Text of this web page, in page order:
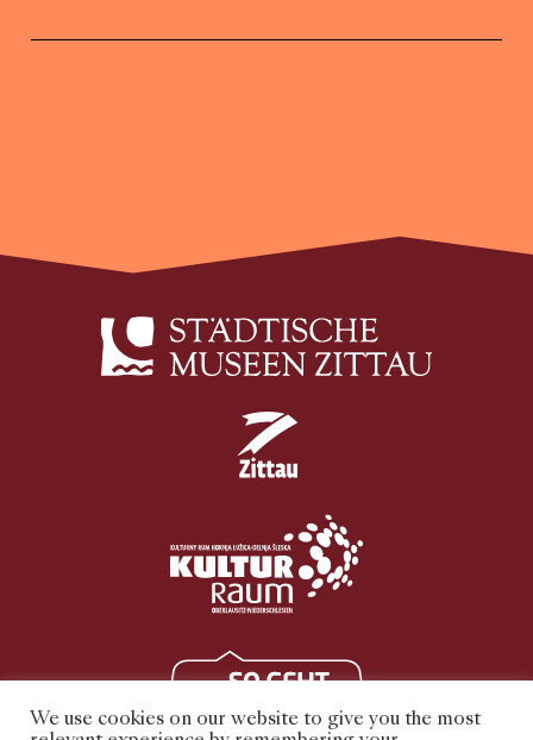
We use cookies on our website to give you the most